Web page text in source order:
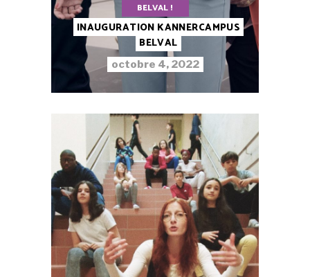
BELVAL !
INAUGURATION KANNERCAMPUS
BELVAL
octobre 4, 2022